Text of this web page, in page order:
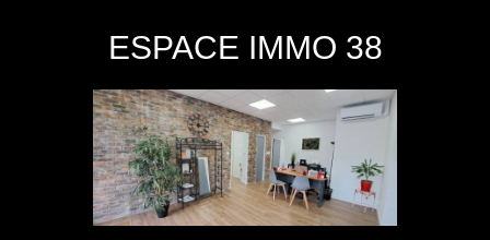
ESPACE IMMO 38